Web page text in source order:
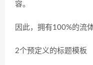
容。
因此，拥有100%的流
2个预定义的标题模板